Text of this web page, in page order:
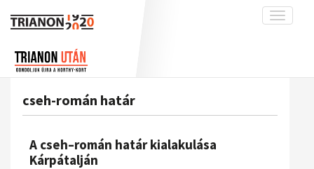
Toggle
interpretációk
A békerendszer megszilárdulása
cseh-román határ
A cseh–román határ kialakulása
Kárpátalján